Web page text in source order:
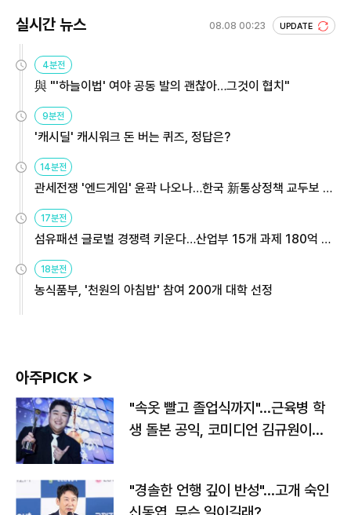
실시간 뉴스 08.08 00:23 UPDATE
4분전
與 "'하늘이법' 여야 공동 발의 괜찮아…그것이 협치"
9분전
'캐시딜' 캐시워크 돈 버는 퀴즈, 정답은?
14분전
관세전쟁 '엔드게임' 윤곽 나오나…한국 新통상정책 교두보 활
용해야
17분전
섬유패션 글로벌 경쟁력 키운다…산업부 15개 과제 180억 지
원
18분전
농식품부, '천원의 아침밥' 참여 200개 대학 선정
아주PICK >
"속옷 빨고 졸업식까지"…근육병 학
생 돌본 공익, 코미디언 김규원이었
"경솔한 언행 깊이 반성"…고개 숙인